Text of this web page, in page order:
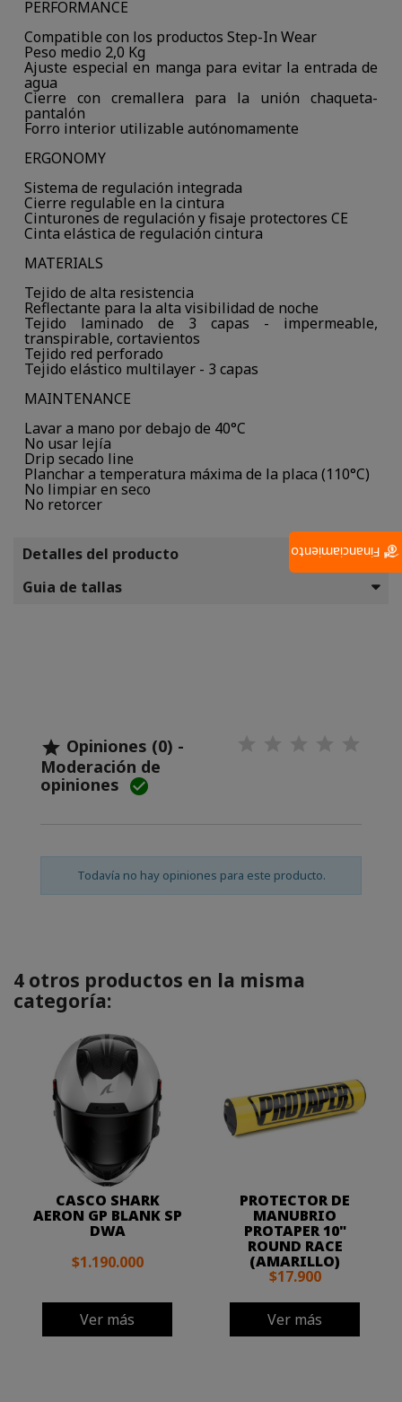
PERFORMANCE
Compatible con los productos Step-In Wear
Peso medio 2,0 Kg
Ajuste especial en manga para evitar la entrada de
agua
Cierre con cremallera para la unión chaqueta-
pantalón
Forro interior utilizable autónomamente
ERGONOMY
Sistema de regulación integrada
Cierre regulable en la cintura
Cinturones de regulación y fisaje protectores CE
Cinta elástica de regulación cintura
MATERIALS
Tejido de alta resistencia
Reflectante para la alta visibilidad de noche
Tejido laminado de 3 capas - impermeable,
transpirable, cortavientos
Tejido red perforado
Tejido elástico multilayer - 3 capas
MAINTENANCE
Lavar a mano por debajo de 40°C
No usar lejía
Drip secado line
Planchar a temperatura máxima de la placa (110°C)
No limpiar en seco
No retorcer
Detalles del producto
Guia de tallas
 Opiniones (0) -
Moderación de
opiniones 
Todavía no hay opiniones para este producto.
4 otros productos en la misma
categoría:
CASCO SHARK
AERON GP BLANK SP
DWA
$1.190.000
Ver más
PROTECTOR DE
MANUBRIO
PROTAPER 10"
ROUND RACE
(AMARILLO)
$17.900
Ver más
Financiamiento